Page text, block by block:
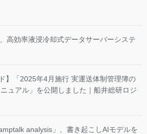
高効率液浸冷却式データサーバーシステ
】「2025年4月施行 実運送体制管理簿の
ュアル」を公開しました｜船井総研ロジ
analysis」、書き起こしAIモデルを